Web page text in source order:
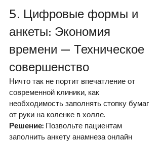
5. Цифровые формы и
анкеты: Экономия
времени — Техническое
совершенство
Ничто так не портит впечатление от
современной клиники, как
необходимость заполнять стопку бумаг
от руки на коленке в холле.
Решение: Позвольте пациентам
заполнить анкету анамнеза онлайн